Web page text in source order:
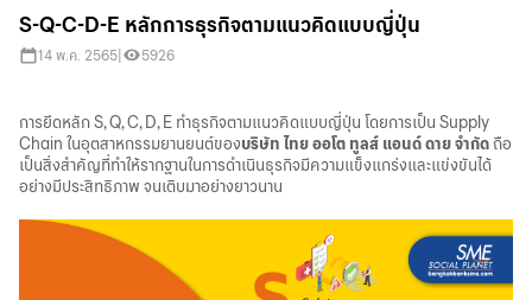
S-Q-C-D-E หลักการธุรกิจตามแนวคิดแบบญี่ปุ่น
14 พ.ค. 2565 5926
การยึดหลัก S, Q, C, D, E ทำธุรกิจตามแนวคิดแบบญี่ปุ่น โดยการเป็น Supply
Chain ในอุตสาหกรรมยานยนต์ของบริษัท ไทย ออโต ทูลส์ แอนด์ ดาย จำกัด ถือ
เป็นสิ่งสำคัญที่ทำให้รากฐานในการดำเนินธุรกิจมีความแข็งแกร่งและแข่งขันได้
อย่างมีประสิทธิภาพ จนเติบมาอย่างยาวนาน